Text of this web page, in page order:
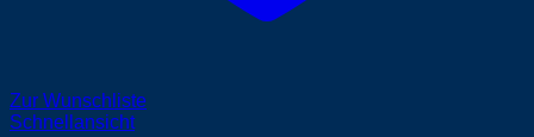
Zur Wunschliste
Schnellansicht